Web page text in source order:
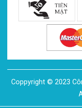
Coppyright © 2023